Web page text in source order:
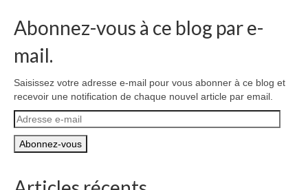
Ville : Paris
Blog
Catégories
Boucles d’articles
Abonnez-vous à ce blog par e-
mail.
Saisissez votre adresse e-mail pour vous abonner à ce blog et
recevoir une notification de chaque nouvel article par email.
Adresse
e-
mail